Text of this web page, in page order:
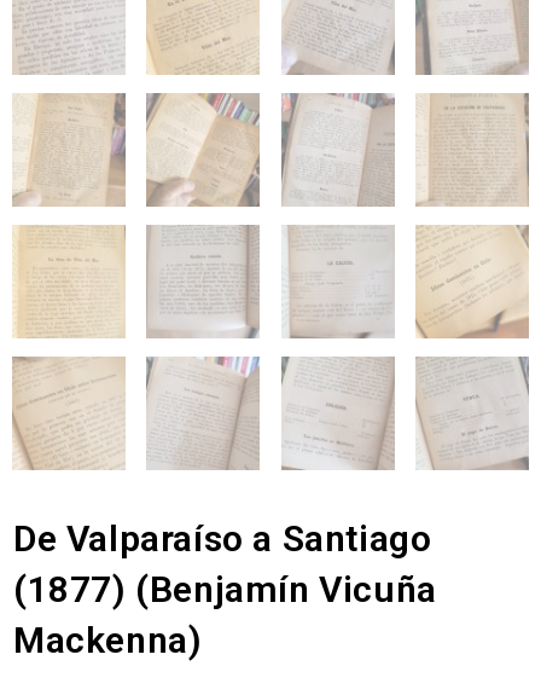
De Valparaíso a Santiago
(1877) (Benjamín Vicuña
Mackenna)